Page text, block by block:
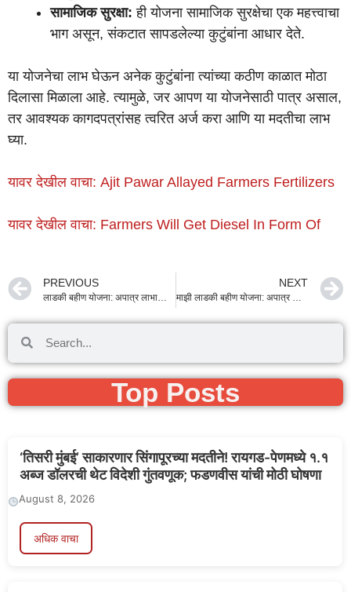
सामाजिक सुरक्षा: ही योजना सामाजिक सुरक्षेचा एक महत्त्वाचा
भाग असून, संकटात सापडलेल्या कुटुंबांना आधार देते.
या योजनेचा लाभ घेऊन अनेक कुटुंबांना त्यांच्या कठीण काळात मोठा
दिलासा मिळाला आहे. त्यामुळे, जर आपण या योजनेसाठी पात्र असाल,
तर आवश्यक कागदपत्रांसह त्वरित अर्ज करा आणि या मदतीचा लाभ
घ्या.
यावर देखील वाचा: Ajit Pawar Allayed Farmers Fertilizers
यावर देखील वाचा: Farmers Will Get Diesel In Form Of
PREVIOUS NEXT
Top Posts
‘तिसरी मुंबई’ साकारणार सिंगापूरच्या मदतीने! रायगड-पेणमध्ये १.१
अब्ज डॉलरची थेट विदेशी गुंतवणूक; फडणवीस यांची मोठी घोषणा
August 8, 2026
अधिक वाचा